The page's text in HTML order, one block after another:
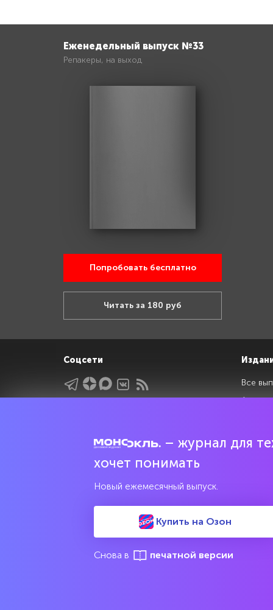
Еженедельный выпуск №33
Репакеры, на выход
Попробовать бесплатно
Читать за 180 руб
Соцсети
Интервью
Все
Архив
Свидетельство о регистрации средства массовой
культурного наследия
© 2017—2026 АНО «Творческий коллектив Эксперт»
– журнал для
хочет понимать
Новый ежемесячный выпуск.
Купить на Озон
Снова в печатной версии